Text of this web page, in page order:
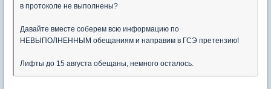
в протоколе не выполнены?
Давайте вместе соберем всю информацию по
НЕВЫПОЛНЕННЫМ обещаниям и направим в ГСЭ претензию!
Лифты до 15 августа обещаны, немного осталось.